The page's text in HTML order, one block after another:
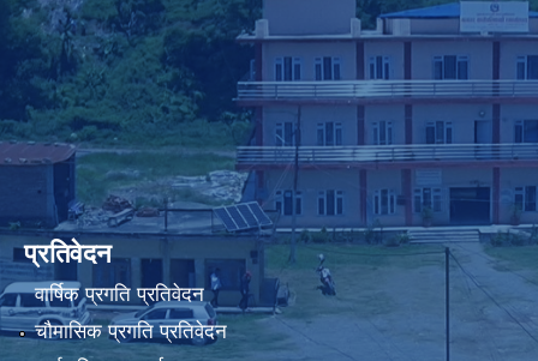
प्रतिवेदन
वार्षिक प्रगति प्रतिवेदन
चौमासिक प्रगति प्रतिवेदन